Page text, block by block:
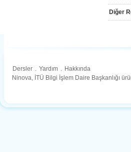
Diğer
Dersler . Yardım . Hakkında
Ninova, İTÜ Bilgi İşlem Daire Başkanlığı